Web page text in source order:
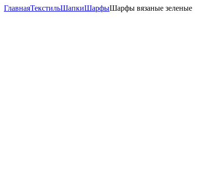
ГлавнаяТекстильШапкиШарфыШарфы вязаные зеленые